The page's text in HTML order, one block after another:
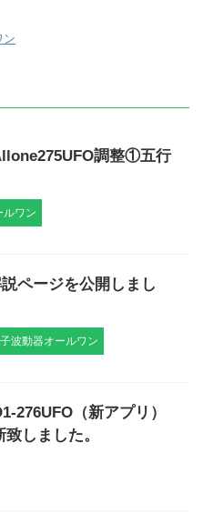
ン
調整①五行
ルワン
ページを公開しまし
波動器オールワン
276UFO（新アプリ）
しました。